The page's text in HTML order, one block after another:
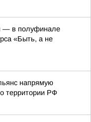
— в полуфинале
«Быть, а не
напрямую
территории РФ